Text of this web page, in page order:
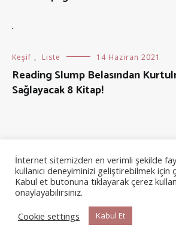
Keşif , Liste 14 Haziran 2021
Reading Slump Belasından
Sağlayacak 8 Kitap!
İnternet sitemizden en verimli şekilde
kullanıcı deneyiminizi geliştirebilmek için
Kabul et butonuna tıklayarak çerez
onaylayabilirsiniz.
Cookie settings
Kabul Et